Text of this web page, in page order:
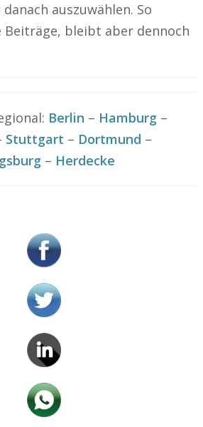
auszuwählen. So
Beiträge, bleibt aber dennoch
Berlin – Hamburg –
Stuttgart – Dortmund –
– Herdecke